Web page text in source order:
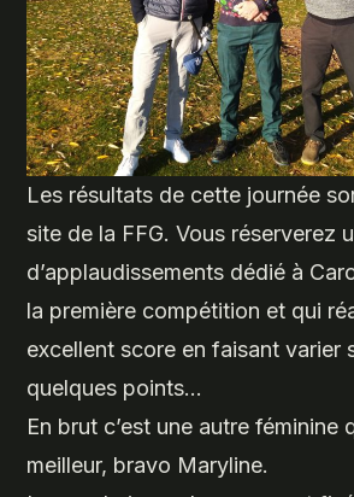
Les résultats de cette journée
site de la FFG. Vous réserverez
d’applaudissements dédié à
la première compétition et qui
excellent score en faisant varier
quelques points…
En brut c’est une autre féminine
meilleur, bravo Maryline.